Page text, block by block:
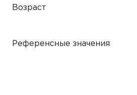
Возраст
Референсные значения